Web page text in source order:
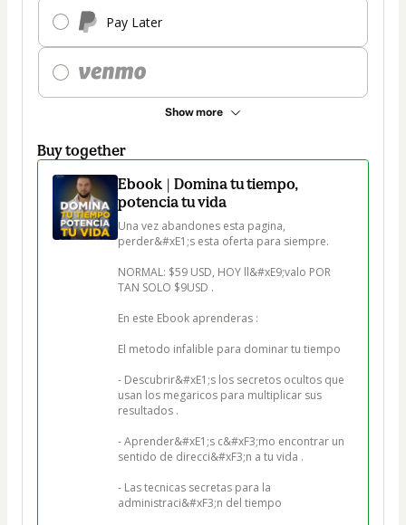
Pay Later
Show more
Buy together
Ebook | Domina tu tiempo,
potencia tu vida
Una vez abandones esta pagina,
perder&#xE1;s esta oferta para siempre.
NORMAL: $59 USD, HOY ll&#xE9;valo POR
TAN SOLO $9USD .
En este Ebook aprenderas :
El metodo infalible para dominar tu tiempo
- Descubrir&#xE1;s los secretos ocultos que
usan los megaricos para multiplicar sus
resultados .
- Aprender&#xE1;s c&#xF3;mo encontrar un
sentido de direcci&#xF3;n a tu vida .
- Las tecnicas secretas para la
administraci&#xF3;n del tiempo